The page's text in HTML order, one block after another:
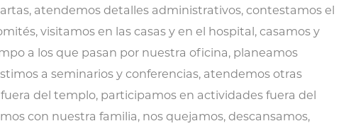
atendemos detalles administrativos, contestamos el
visitamos en las casas y en el hospital, casamos y
a los que pasan por nuestra oficina, planeamos
a seminarios y conferencias, atendemos otras
del templo, participamos en actividades fuera del
con nuestra familia, nos quejamos, descansamos,